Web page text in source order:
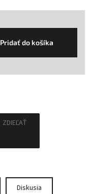
Pridať do košíka
ZDIEĽAŤ
Diskusia